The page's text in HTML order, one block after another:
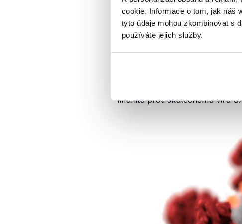
cookie. Informace o tom, jak náš
tyto údaje mohou zkombinovat s
používáte jejich služby.
tzv.rekombinantní vakcínu,
Typicky se tak do buněk
Vpřípaděvakcíny AZD1222 se
genetická informaceSARS-
a způsobí, že buňky
v těle byl tento virus přítomný.
virus proniká do lidských
imunitu proti skutečnému viru